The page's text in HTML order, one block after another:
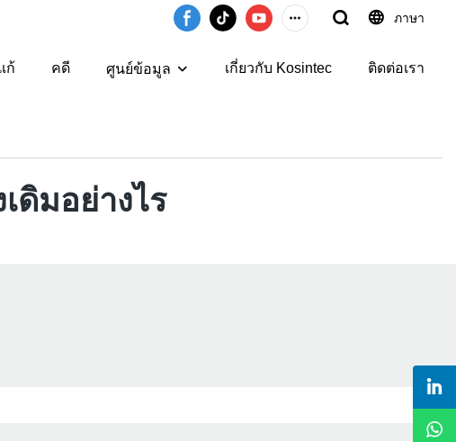
ภาษา
ก้ คดี ศูนย์ข้อมูล เกี่ยวกับ Kosintec ติดต่อเรา
ดิมอย่างไร